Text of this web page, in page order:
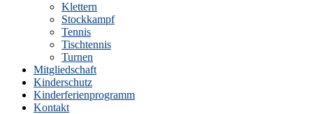
Klettern
Stockkampf
Tennis
Tischtennis
Turnen
Mitgliedschaft
Kinderschutz
Kinderferienprogramm
Kontakt